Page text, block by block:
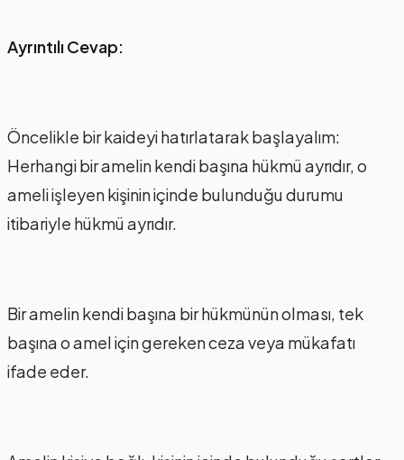
Ayrıntılı Cevap:
Öncelikle bir kaideyi hatırlatarak başlayalım:
Herhangi bir amelin kendi başına hükmü ayrıdır, o
ameli işleyen kişinin içinde bulunduğu durumu
itibariyle hükmü ayrıdır.
Bir amelin kendi başına bir hükmünün olması, tek
başına o amel için gereken ceza veya mükafatı
ifade eder.